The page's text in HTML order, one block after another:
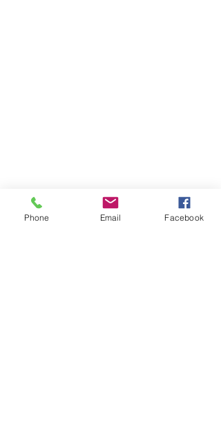
Phone Email Facebook